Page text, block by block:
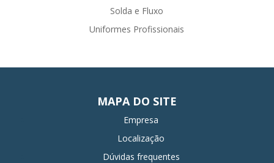
Solda e Fluxo
Uniformes Profissionais
MAPA DO SITE
Empresa
Localização
Dúvidas frequentes